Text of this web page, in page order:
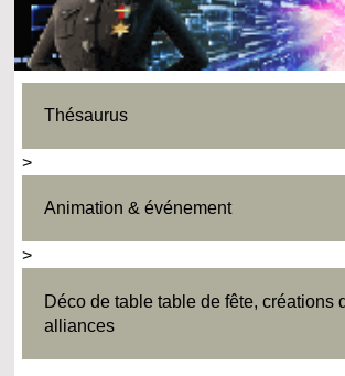
Thésaurus
>
Animation & événement
>
Déco de table table de fête, créations
alliances